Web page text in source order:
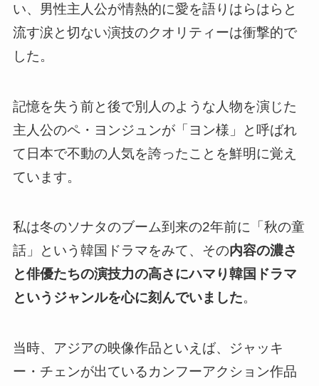
い、 男性主人公が情熱的に愛を語りはらはらと
流す涙と切ない演技のクオリティーは衝撃的で
した。
記憶を失う前と後で別人のような人物を演じた
主人公のペ・ヨンジュンが「ヨン様」と呼ばれ
て日本で不動の人気を誇ったことを鮮明に覚え
ています。
私は冬のソナタのブーム到来の2年前に「秋の童
話」という韓国ドラマをみて、その内容の濃さ
と俳優たちの演技力の高さにハマり韓国ドラマ
というジャンルを心に刻んでいました。
当時、アジアの映像作品といえば、ジャッキ
ー・チェンが出ているカンフーアクション作品